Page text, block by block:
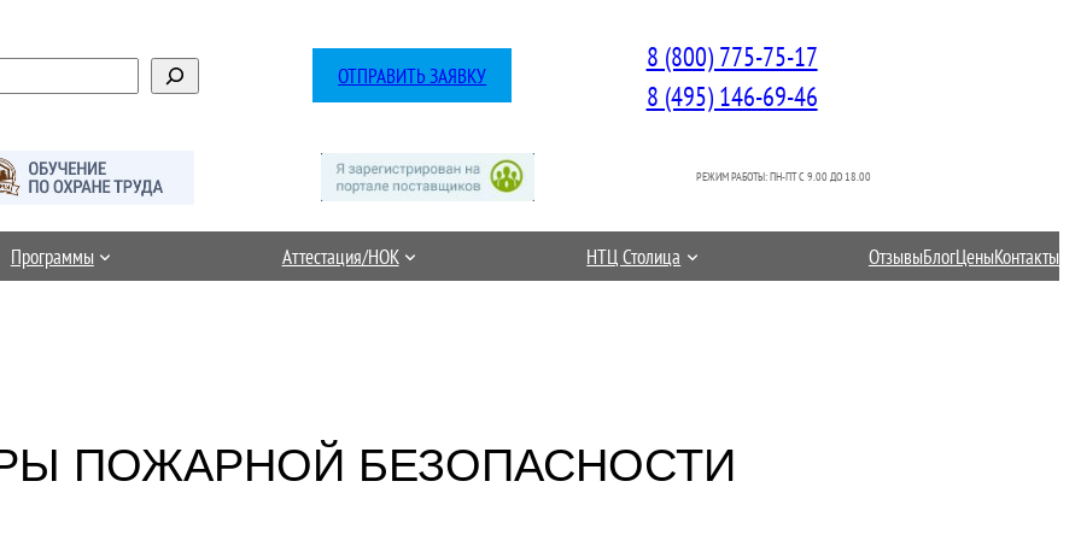
ОТПРАВИТЬ ЗАЯВКУ
8 (800) 775-75-17
8 (495) 146-69-46
РЕЖИМ РАБОТЫ: ПН-ПТ C 9.00 ДО 18.00
Программы Аттестация/НОК НТЦ Столица ОтзывыБлогЦеныКонтакты
ПОЖАРНОЙ БЕЗОПАСНОСТИ